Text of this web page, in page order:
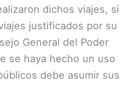
dichos viajes, si
justificados por su
General del Poder
se haya hecho un uso
debe asumir sus